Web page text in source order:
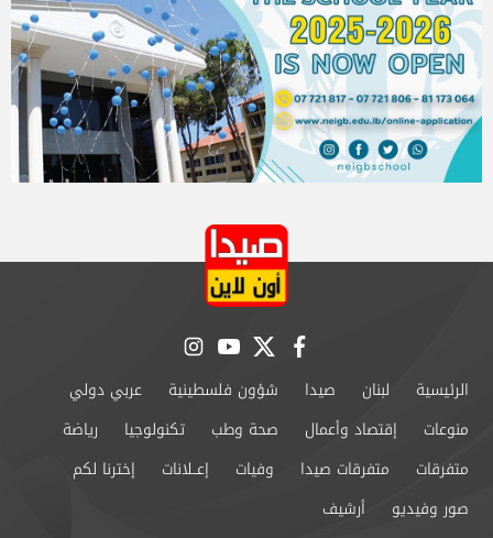
facebook
twitter
youtube
instagram
الرئيسية لبنان صيدا شؤون فلسطينية
عربي دولي
منوعات
إقتصاد وأعمال صحة وطب تكنولوجيا
رياضة
متفرقات
متفرقات صيدا وفيات إعــلانات
إخترنا لكم
صور وفيديو
أرشيف